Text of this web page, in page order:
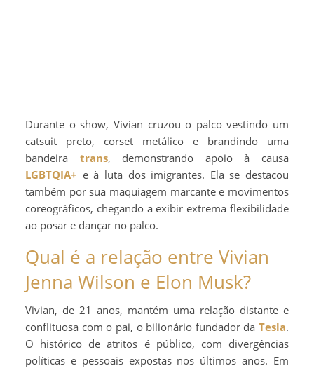
Durante o show, Vivian cruzou o palco vestindo um
catsuit preto, corset metálico e brandindo uma
bandeira trans, demonstrando apoio à causa
LGBTQIA+ e à luta dos imigrantes. Ela se destacou
também por sua maquiagem marcante e movimentos
coreográficos, chegando a exibir extrema flexibilidade
ao posar e dançar no palco.
Qual é a relação entre Vivian
Jenna Wilson e Elon Musk?
Vivian, de 21 anos, mantém uma relação distante e
conflituosa com o pai, o bilionário fundador da Tesla.
O histórico de atritos é público, com divergências
políticas e pessoais expostas nos últimos anos. Em